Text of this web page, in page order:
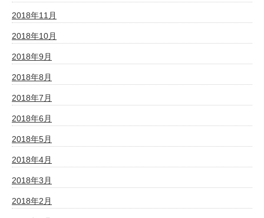
2018年11月
2018年10月
2018年9月
2018年8月
2018年7月
2018年6月
2018年5月
2018年4月
2018年3月
2018年2月